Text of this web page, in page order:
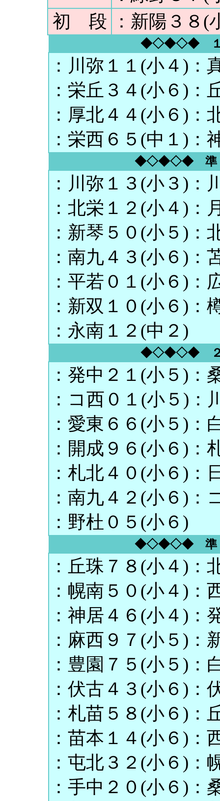
初 段
：新陽３８
◆◇◆◇◆ １
：川弥１１(小４)：
：栄丘３４(小６)：
：厚北４４(小６)：
：栄西６５(中１)：
◆◇◆◇◆ 準
：川弥１３(小３)：
：北栄１２(小４)：
：新琴５０(小５)：
：南九４３(小６)：
：平若０１(小６)：
：新双１０(小６)：
：永南１２(中２)
◆◇◆◇◆ ２
：発中２１(小５)：
：コ西０１(小５)：
：愛東６６(小５)：
：開成９６(小６)：
：札北４０(小６)：
：南九４２(小６)：
：野杜０５(小６)
◆◇◆◇◆ 準
：丘珠７８(小４)：
：幌南５０(小４)：
：神居４６(小４)：
：麻西９７(小５)：
：豊園７５(小５)：
：伏古４３(小６)：
：札苗５８(小６)：
：苗本１４(小６)：
：屯北３２(小６)：
：手中２０(小６)：